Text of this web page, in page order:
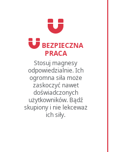
BEZPIECZNA
PRACA
Stosuj magnesy
odpowiedzialnie. Ich
ogromna siła może
zaskoczyć nawet
doświadczonych
użytkowników. Bądź
skupiony i nie lekceważ
ich siły.